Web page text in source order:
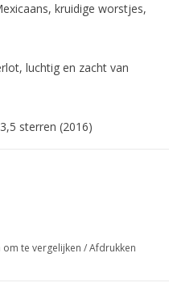
kruidige worstjes,
luchtig en zacht van
sterren (2016)
te vergelijken /Afdrukken